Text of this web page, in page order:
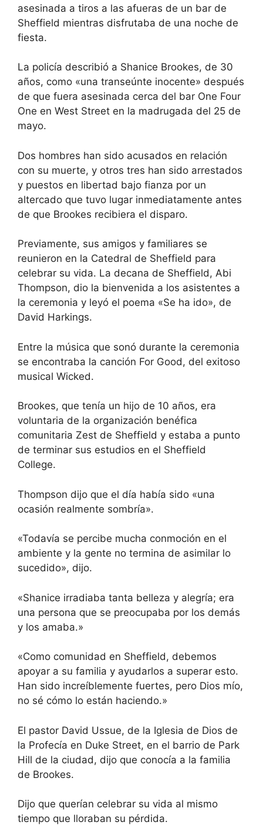
asesinada a tiros a las afueras de un bar de
Sheffield mientras disfrutaba de una noche de
fiesta.
La policía describió a Shanice Brookes, de 30
años, como «una transeúnte inocente» después
de que fuera asesinada cerca del bar One Four
One en West Street en la madrugada del 25 de
mayo.
Dos hombres han sido acusados ​​en relación
con su muerte, y otros tres han sido arrestados
y puestos en libertad bajo fianza por un
altercado que tuvo lugar inmediatamente antes
de que Brookes recibiera el disparo.
Previamente, sus amigos y familiares se
reunieron en la Catedral de Sheffield para
celebrar su vida. La decana de Sheffield, Abi
Thompson, dio la bienvenida a los asistentes a
la ceremonia y leyó el poema «Se ha ido», de
David Harkings.
Entre la música que sonó durante la ceremonia
se encontraba la canción For Good, del exitoso
musical Wicked.
Brookes, que tenía un hijo de 10 años, era
voluntaria de la organización benéfica
comunitaria Zest de Sheffield y estaba a punto
de terminar sus estudios en el Sheffield
College.
Thompson dijo que el día había sido «una
ocasión realmente sombría».
«Todavía se percibe mucha conmoción en el
ambiente y la gente no termina de asimilar lo
sucedido», dijo.
«Shanice irradiaba tanta belleza y alegría; era
una persona que se preocupaba por los demás
y los amaba.»
«Como comunidad en Sheffield, debemos
apoyar a su familia y ayudarlos a superar esto.
Han sido increíblemente fuertes, pero Dios mío,
no sé cómo lo están haciendo.»
El pastor David Ussue, de la Iglesia de Dios de
la Profecía en Duke Street, en el barrio de Park
Hill de la ciudad, dijo que conocía a la familia
de Brookes.
Dijo que querían celebrar su vida al mismo
tiempo que lloraban su pérdida.